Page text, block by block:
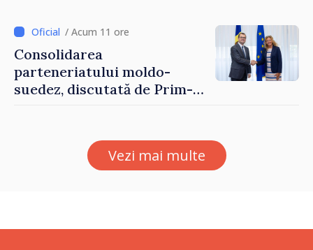
/ Acum 11 ore
Consolidarea
parteneriatului moldo-
suedez, discutată de Prim-
Petra Lärke
Vezi mai multe